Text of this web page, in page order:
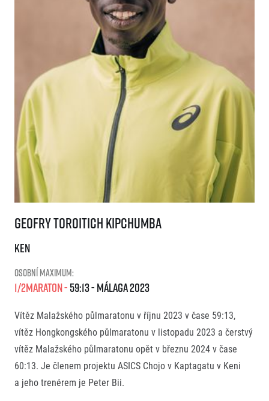
Geofry Toroitich Kipchumba
KEN
Osobní maximum:
1/2Maraton 59:13 Málaga2023
Vítěz Malažského půlmaratonu v říjnu 2023 v čase 59:13,
vítěz Hongkongského půlmaratonu v listopadu 2023 a čerstvý
vítěz Malažského půlmaratonu opět v březnu 2024 v čase
60:13. Je členem projektu ASICS Chojo v Kaptagatu v Keni
a jeho trenérem je Peter Bii.